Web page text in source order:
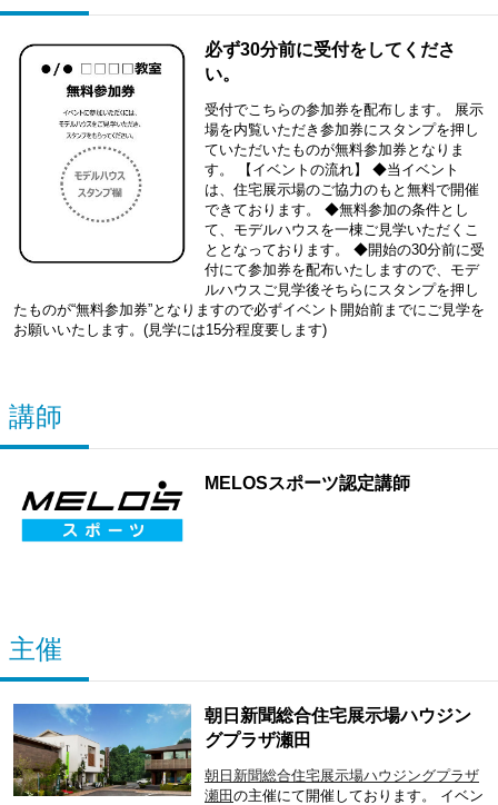
必ず30分前に受付をしてくださ
い。
受付でこちらの参加券を配布します。 展示
場を内覧いただき参加券にスタンプを押し
ていただいたものが無料参加券となりま
す。 【イベントの流れ】 ◆当イベント
は、住宅展示場のご協力のもと無料で開催
できております。 ◆無料参加の条件とし
て、モデルハウスを一棟ご見学いただくこ
ととなっております。 ◆開始の30分前に受
付にて参加券を配布いたしますので、モデ
ルハウスご見学後そちらにスタンプを押し
たものが“無料参加券”となりますので必ずイベント開始前までにご見学を
お願いいたします。(見学には15分程度要します)
講師
MELOSスポーツ認定講師
主催
朝日新聞総合住宅展示場ハウジン
グプラザ瀬田
朝日新聞総合住宅展示場ハウジングプラザ
瀬田の主催にて開催しております。 イベン